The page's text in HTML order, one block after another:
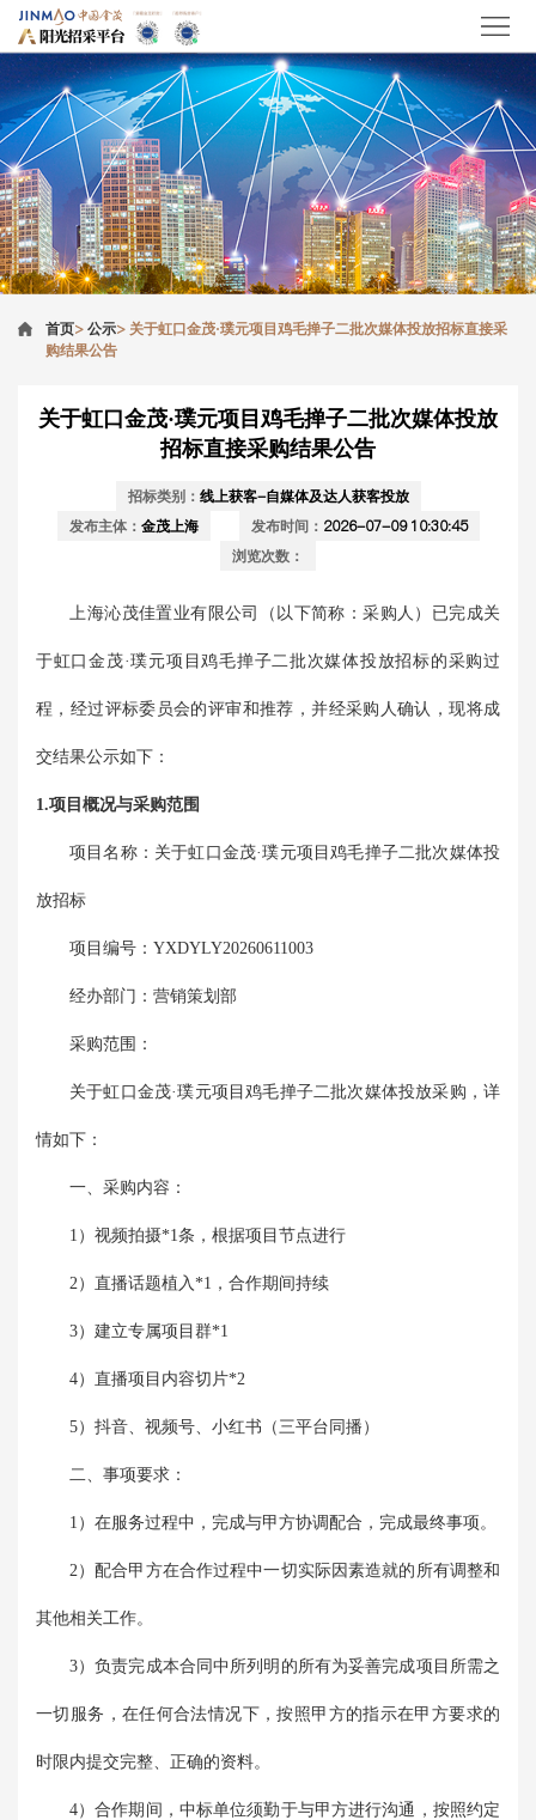
首页>公示> 关于虹口金茂·璞元项目鸡毛掸子二批次媒体投放招标直接采
购结果公告
关于虹口金茂·璞元项目鸡毛掸子二批次媒体投放
招标直接采购结果公告
招标类别： 线上获客-自媒体及达人获客投放
发布主体： 金茂上海 发布时间： 2026-07-09 10:30:45
浏览次数：
上海沁茂佳置业有限公司 （以下简称：采购人）已完成关
于虹口金茂·璞元项目鸡毛掸子二批次媒体投放招标的采购过
程，经过评标委员会的评审和推荐，并经采购人确认，现将成
交结果公示如下：
1.项目概况与采购范围
项目名称： 关于虹口金茂·璞元项目鸡毛掸子二批次媒体投
放招标
项目编号： YXDYLY20260611003
经办部门： 营销策划部
采购范围：
关于虹口金茂·璞元项目鸡毛掸子二批次媒体投放采购，详
情如下：
一、采购内容：
1）视频拍摄*1条，根据项目节点进行
2）直播话题植入*1，合作期间持续
3）建立专属项目群*1
4）直播项目内容切片*2
5）抖音、视频号、小红书（三平台同播）
二、事项要求：
1）在服务过程中，完成与甲方协调配合，完成最终事项。
2）配合甲方在合作过程中一切实际因素造就的所有调整和
其他相关工作。
3）负责完成本合同中所列明的所有为妥善完成项目所需之
一切服务，在任何合法情况下，按照甲方的指示在甲方要求的
时限内提交完整、正确的资料。
4）合作期间，中标单位须勤于与甲方进行沟通，按照约定